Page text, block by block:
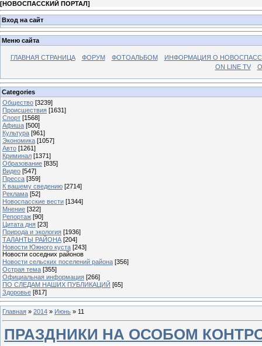
[НОВОСПАССКИЙ ПОРТАЛ]
Вход на сайт
Меню сайта
ГЛАВНАЯ СТРАНИЦА ФОРУМ ФОТОАЛЬБОМ
ИНФОРМАЦИЯ О
ON LINE TV
Categories
Общество [3239]
Происшествия [1631]
Спорт [1568]
Афиша [500]
Культура [961]
Экономика [1057]
Авто [1261]
Криминал [1371]
Образование [835]
Видео [547]
Пресса [359]
К вашему сведению [2714]
Реклама [52]
Новоспасские вести [1344]
Мнение [322]
Репортаж [90]
Цитата дня [23]
Природа и экология [1936]
ТАЛАНТЫ РАЙОНА [204]
Новости Южного куста [243]
Новости соседних районов
Новости сельских поселений района [356]
Острая тема [355]
Официальная информация [266]
ПО СЛЕДАМ НАШИХ ПУБЛИКАЦИЙ [65]
Здоровье [817]
Главная » 2014 » Июнь » 11
ПРАЗДНИКИ НА ОСОБОМ